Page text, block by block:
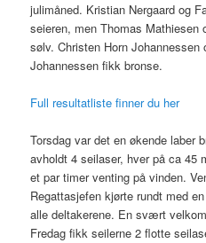
julimåned. Kristian Nergaard og
seieren, men Thomas Mathiesen
sølv. Christen Horn Johannessen
Johannessen fikk bronse.
Full resultatliste finner du her
Torsdag var det en økende laber
avholdt 4 seilaser, hver på ca 45
et par timer venting på vinden.
Regattasjefen kjørte rundt med
alle deltakerene. En svært
Fredag fikk seilerne 2 flotte